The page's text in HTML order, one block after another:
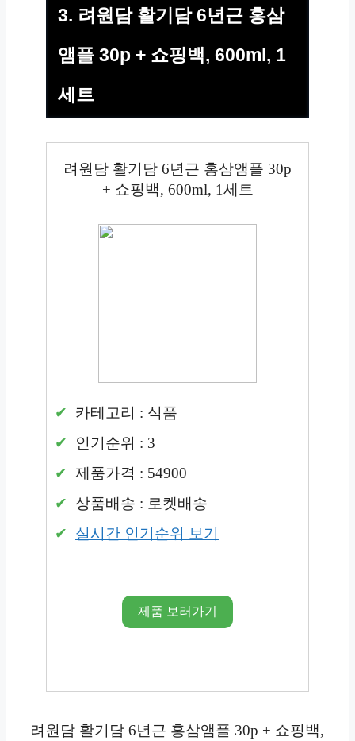
3. 려원담 활기담 6년근 홍삼
앰플 30p + 쇼핑백, 600ml, 1
세트
려원담 활기담 6년근 홍삼앰플 30p
+ 쇼핑백, 600ml, 1세트
카테고리 : 식품
인기순위 : 3
제품가격 : 54900
상품배송 : 로켓배송
실시간 인기순위 보기
제품 보러가기
려원담 활기담 6년근 홍삼앰플 30p + 쇼핑백,